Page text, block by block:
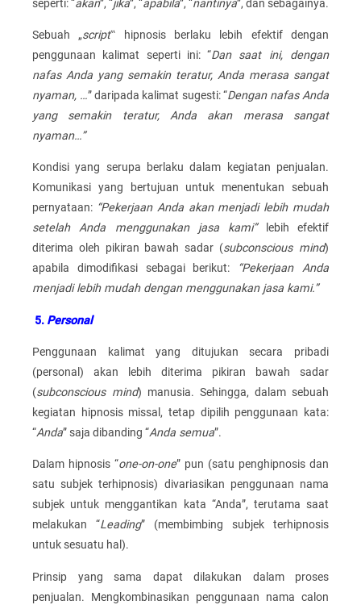
seperti: “akan”, “jika”, “apabila”, “nantinya”, dan sebagainya.
Sebuah „script‟ hipnosis berlaku lebih efektif dengan
penggunaan kalimat seperti ini: “Dan saat ini, dengan
nafas Anda yang semakin teratur, Anda merasa sangat
nyaman, …” daripada kalimat sugesti: “Dengan nafas Anda
yang semakin teratur, Anda akan merasa sangat
nyaman…”
Kondisi yang serupa berlaku dalam kegiatan penjualan.
Komunikasi yang bertujuan untuk menentukan sebuah
pernyataan: “Pekerjaan Anda akan menjadi lebih mudah
setelah Anda menggunakan jasa kami”lebih efektif
diterima oleh pikiran bawah sadar (subconscious mind)
apabila dimodifikasi sebagai berikut:
“Pekerjaan Anda
menjadi lebih mudah dengan menggunakan jasa kami.”
5. Personal
Penggunaan kalimat yang ditujukan secara pribadi
(personal) akan lebih diterima pikiran bawah sadar
(subconscious mind) manusia. Sehingga, dalam sebuah
kegiatan hipnosis missal, tetap dipilih penggunaan kata:
“Anda” saja dibanding “Anda semua”.
Dalam hipnosis “one-on-one” pun (satu penghipnosis dan
satu subjek terhipnosis) divariasikan penggunaan nama
subjek untuk menggantikan kata “Anda”, terutama saat
melakukan “Leading” (membimbing subjek terhipnosis
untuk sesuatu hal).
Prinsip yang sama dapat dilakukan dalam proses
penjualan. Mengkombinasikan penggunaan nama calon